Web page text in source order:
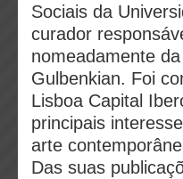
Sociais da
curador
nomeadamente
Gulbenkian. Foi
Lisboa Capital
principais
arte
Das suas